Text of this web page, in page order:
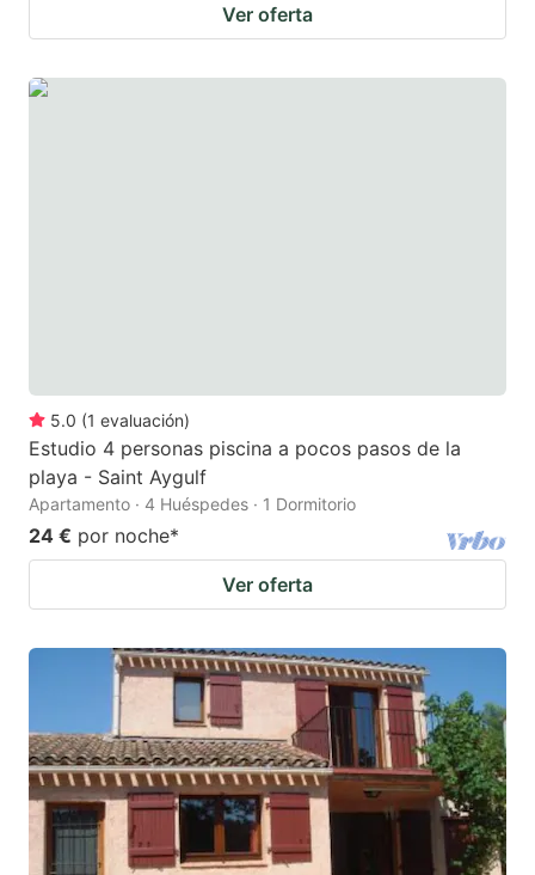
Ver oferta
5.0 (1 evaluación)
Estudio 4 personas piscina a pocos pasos de la
playa - Saint Aygulf
Apartamento · 4 Huéspedes · 1 Dormitorio
24 € por noche*
Ver oferta